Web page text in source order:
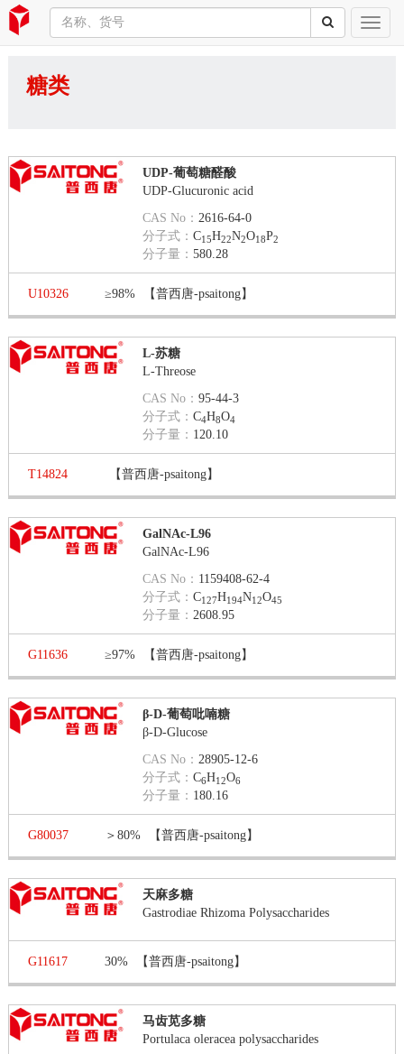
糖类
UDP-葡萄糖醛酸
UDP-Glucuronic acid
CAS No：2616-64-0
分子式：C15H22N2O18P2
分子量：580.28
U10326 ≥98% 【普西唐-psaitong】
L-苏糖
L-Threose
CAS No：95-44-3
分子式：C4H8O4
分子量： 120.10
T14824 【普西唐-psaitong】
GalNAc-L96
GalNAc-L96
CAS No： 1159408-62-4
分子式：C127H194N12O45
分子量：2608.95
G11636 ≥97% 【普西唐-psaitong】
β-D-葡萄吡喃糖
β-D-Glucose
CAS No：28905-12-6
分子式：C6H12O6
分子量： 180.16
G80037 ＞80% 【普西唐-psaitong】
天麻多糖
Gastrodiae Rhizoma Polysaccharides
G11617 30% 【普西唐-psaitong】
马齿苋多糖
Portulaca oleracea polysaccharides